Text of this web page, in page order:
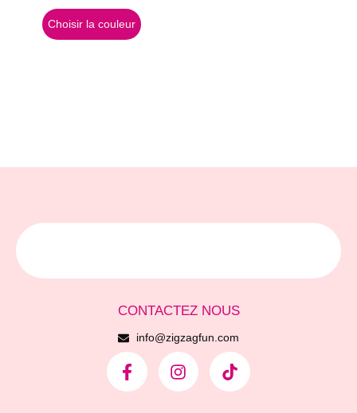
Choisir la couleur
CONTACTEZ NOUS
info@zigzagfun.com